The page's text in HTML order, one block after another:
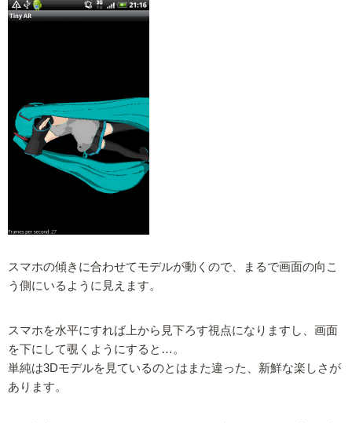
スマホの傾きに合わせてモデルが動くので、まるで画面の向こ
う側にいるように見えます。
スマホを水平にすれば上から見下ろす視点になりますし、画面
を下にして覗くようにすると…。
単純は3Dモデルを見ているのとはまた違った、新鮮な楽しさが
あります。